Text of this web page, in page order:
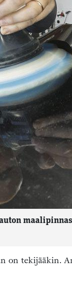
on tekijääkin.